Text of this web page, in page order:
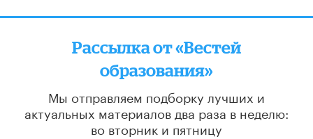
Рассылка от «Вестей
образования»
Мы отправляем подборку лучших и
актуальных материалов два раза в неделю:
во вторник и пятницу